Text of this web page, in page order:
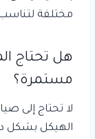
مختلفة
هل تحتاج
مستمرة؟
لا تحتاج إلى
الهيكل بشكل